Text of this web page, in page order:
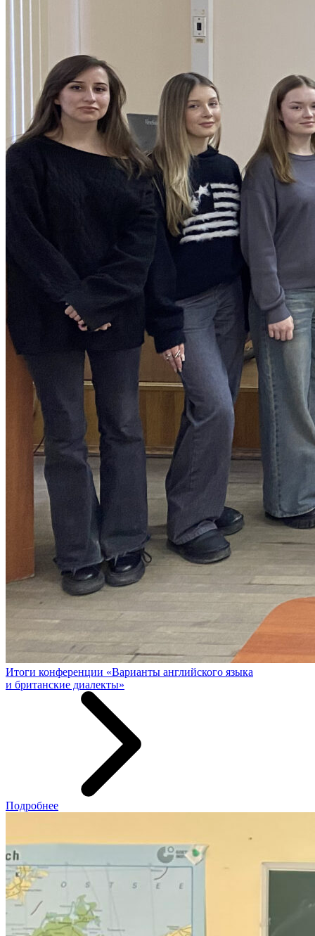
Итоги конференции «Варианты английского языка
и британские диалекты»
Подробнее